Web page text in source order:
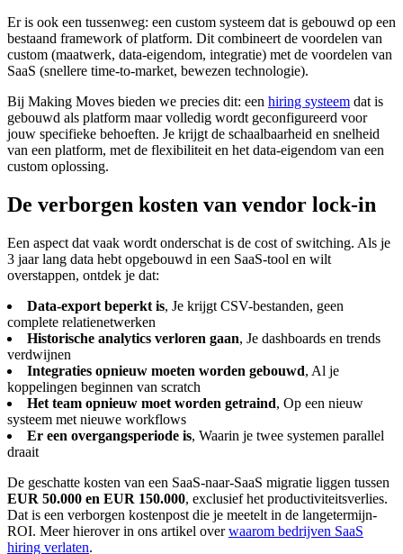
Er is ook een tussenweg: een custom systeem dat is gebouwd op een
bestaand framework of platform. Dit combineert de voordelen van
custom (maatwerk, data-eigendom, integratie) met de voordelen van
SaaS (snellere time-to-market, bewezen technologie).
Bij Making Moves bieden we precies dit: een hiring systeem dat is
gebouwd als platform maar volledig wordt geconfigureerd voor
jouw specifieke behoeften. Je krijgt de schaalbaarheid en snelheid
van een platform, met de flexibiliteit en het data-eigendom van een
custom oplossing.
De verborgen kosten van vendor lock-in
Een aspect dat vaak wordt onderschat is de cost of switching. Als je
3 jaar lang data hebt opgebouwd in een SaaS-tool en wilt
overstappen, ontdek je dat:
Data-export beperkt is, Je krijgt CSV-bestanden, geen
complete relatienetwerken
Historische analytics verloren gaan, Je dashboards en trends
verdwijnen
Integraties opnieuw moeten worden gebouwd, Al je
koppelingen beginnen van scratch
Het team opnieuw moet worden getraind, Op een nieuw
systeem met nieuwe workflows
Er een overgangsperiode is, Waarin je twee systemen parallel
draait
De geschatte kosten van een SaaS-naar-SaaS migratie liggen tussen
EUR 50.000 en EUR 150.000, exclusief het productiviteitsverlies.
Dat is een verborgen kostenpost die je meetelt in de langetermijn-
ROI. Meer hierover in ons artikel overwaarom bedrijven SaaS
hiring verlaten.